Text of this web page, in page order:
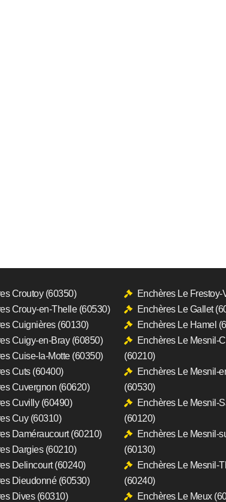
Croutoy (60350)
Crouy-en-Thelle (60530)
Cuignières (60130)
Cuigy-en-Bray (60850)
Cuise-la-Motte (60350)
Cuts (60400)
Cuvergnon (60620)
Cuvilly (60490)
Cuy (60310)
Daméraucourt (60210)
Dargies (60210)
Delincourt (60240)
Dieudonné (60530)
Dives (60310)
Enchères Le Frestoy-
Enchères Le Gallet
Enchères Le Hamel
Enchères Le Mesnil-
(60210)
Enchères Le Mesnil-
(60530)
Enchères Le Mesnil-
(60120)
Enchères Le Mesnil-
(60130)
Enchères Le Mesnil-
(60240)
Enchères Le Meux